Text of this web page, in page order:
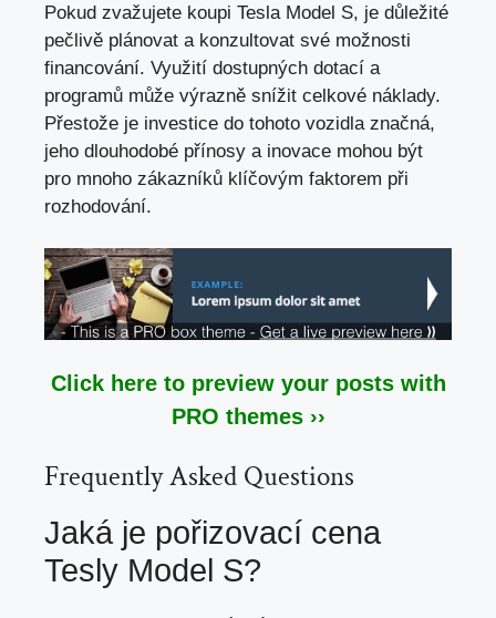
Pokud zvažujete koupi Tesla Model S, je důležité
pečlivě plánovat a konzultovat své možnosti
financování. Využití dostupných dotací a
programů může výrazně snížit celkové náklady.
Přestože je investice do tohoto vozidla značná,
jeho dlouhodobé přínosy a inovace mohou být
pro mnoho zákazníků klíčovým faktorem při
rozhodování.
Click here to preview your posts with
PRO themes ››
Frequently Asked Questions
Jaká je pořizovací cena
Tesly Model S?